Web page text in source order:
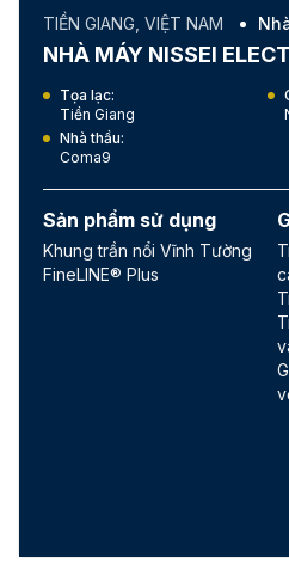
TIỀN GIANG, VIỆT NAM
NHÀ MÁY NISSEI
Tọa lạc:
Tiền Giang
Nhà thầu:
Coma9
Sản phẩm sử dụng
Khung trần nổi Vĩnh Tường
FineLINE® Plus